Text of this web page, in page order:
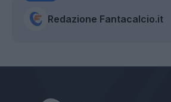
Redazione Fantacalcio.it